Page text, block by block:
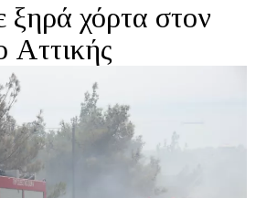
ξηρά χόρτα στον
Αττικής